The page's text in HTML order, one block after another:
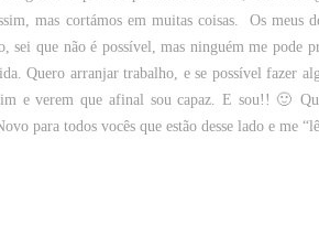
mas cortámos em muitas coisas.
Os meus
sei que não é possível, mas ninguém me pode
Quero arranjar trabalho, e se possível fazer
e verem que afinal sou capaz. E sou!! 🙂
para todos vocês que estão desse lado e me